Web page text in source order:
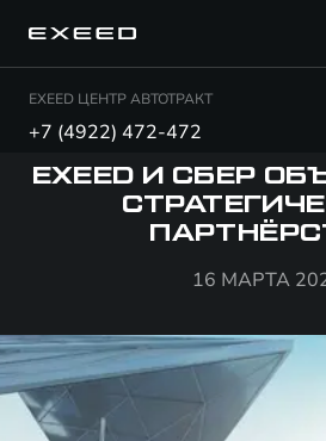
EXEED ЦЕНТР АВТОТРАКТ
+7 (4922) 472-472
EXEED И СБЕР
16 МАРТА